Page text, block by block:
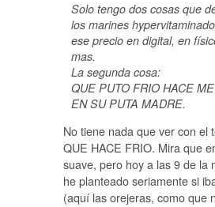
Solo tengo dos cosas que
los marines
ese precio en digital, en
mas.
La segunda cosa:
QUE PUTO FRIO HACE
EN SU PUTA MADRE.
No tiene nada que ver con el
QUE HACE FRIO. Mira que
suave, pero hoy a las 9 de la
he planteado seriamente si
(aquí las orejeras, como que